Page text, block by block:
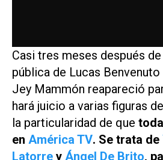
Casi tres meses después
pública de Lucas
Jey Mammón reapareció
hará juicio a varias figuras
la particularidad de que
en América TV. Se trata de
Latorre y Ángel De Brito,